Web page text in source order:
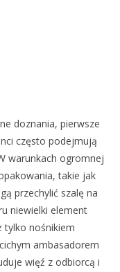
doznania, pierwsze
często podejmują
warunkach ogromnej
takie jak
przechylić szalę na
niewielki element
tylko nośnikiem
ambasadorem
więź z odbiorcą i